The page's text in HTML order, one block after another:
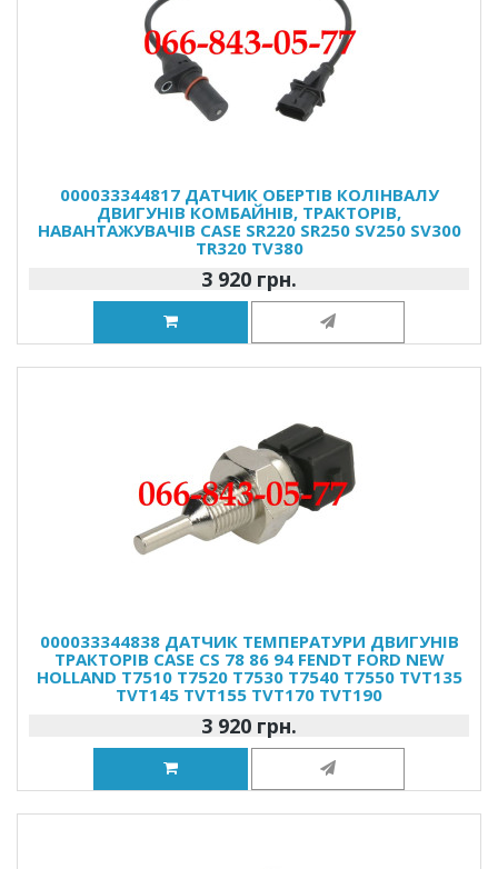
000033344817 ДАТЧИК ОБЕРТІВ КОЛІНВАЛУ
ДВИГУНІВ КОМБАЙНІВ, ТРАКТОРІВ,
НАВАНТАЖУВАЧІВ CASE SR220 SR250 SV250 SV300
TR320 TV380
3 920 грн.
000033344838 ДАТЧИК ТЕМПЕРАТУРИ ДВИГУНІВ
ТРАКТОРІВ CASE CS 78 86 94 FENDT FORD NEW
HOLLAND T7510 T7520 T7530 T7540 T7550 TVT135
TVT145 TVT155 TVT170 TVT190
3 920 грн.